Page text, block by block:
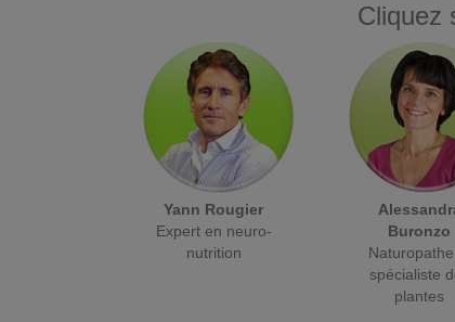
Cliquez
Yann Rougier
Expert en neuro-
nutrition
Buronzo
spécialiste
plantes